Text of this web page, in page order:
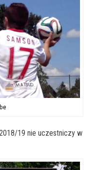
19 nie uczestniczy w